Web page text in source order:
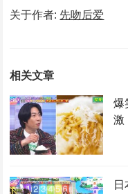
关于作者: 先吻后爱
相关文章
爆
激